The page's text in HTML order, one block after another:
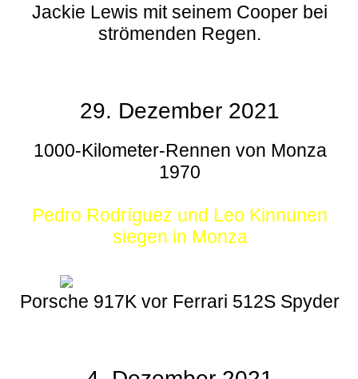
Jackie Lewis mit seinem Cooper bei
strömenden Regen.
29. Dezember 2021
1000-Kilometer-Rennen von Monza
1970
Pedro Rodríguez und Leo Kinnunen
siegen in Monza
Porsche 917K vor Ferrari 512S Spyder